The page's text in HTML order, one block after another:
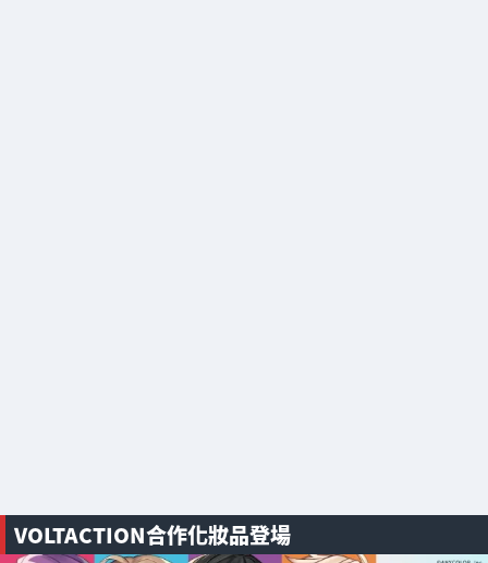
VOLTACTION合作化妝品登場